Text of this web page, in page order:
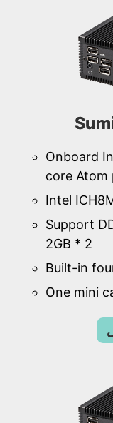
Onboard
core Atom
Intel
Support
2GB * 2
Built-in
One mini